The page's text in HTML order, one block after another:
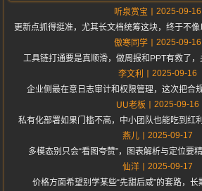
听泉赏宝
2025-09-16
更新点抓得挺准，尤其长文档统筹这块，终于不像
傲寒同学
2025-09-16
工具链打通要是真顺滑，做周报和PPT有救了，
李文利
2025-09-16
企业侧最在意日志审计和权限管理，这次把合
UU老板
2025-09-16
私有化部署如果门槛不高，中小团队也能吃到红
燕儿
2025-09-17
多模态别只会“看图夸赞”，图表解析与定位要
仙洋
2025-09-17
价格方面希望别学某些“先甜后咸”的套路，长